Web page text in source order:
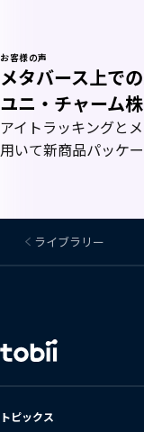
お客様の声
メタバース上で
ユニ・チャーム
アイトラッキングと
用いて新商品パッケ
ライブラリー
言
語
の
更
トピックス